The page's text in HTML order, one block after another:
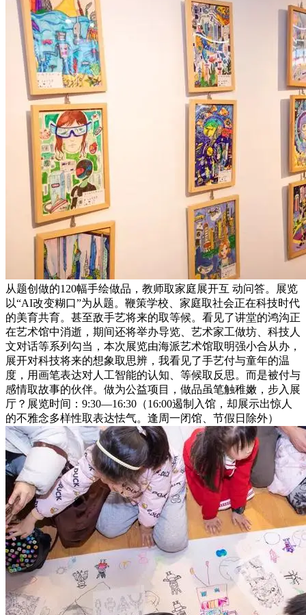
从题创做的120幅手绘做品，教师取家庭展开互 动问答。展览
以“AI改变糊口”为从题。鞭策学校、家庭取社会正在科技时代
的美育共育。甚至敌手艺将来的取等候。看见了讲堂的鸿沟正
在艺术馆中消逝，期间还将举办导览、艺术家工做坊、科技人
文对话等系列勾当，本次展览由海派艺术馆取明强小合从办，
展开对科技将来的想象取思辨，我看见了手艺付与童年的温
度，用画笔表达对人工智能的认知、等候取反思。而是被付与
感情取故事的伙伴。做为公益项目，做品虽笔触稚嫩，步入展
厅？展览时间：9:30—16:30（16:00遏制入馆，却展示出惊人
的不雅念多样性取表达怯气。逢周一闭馆、节假日除外）